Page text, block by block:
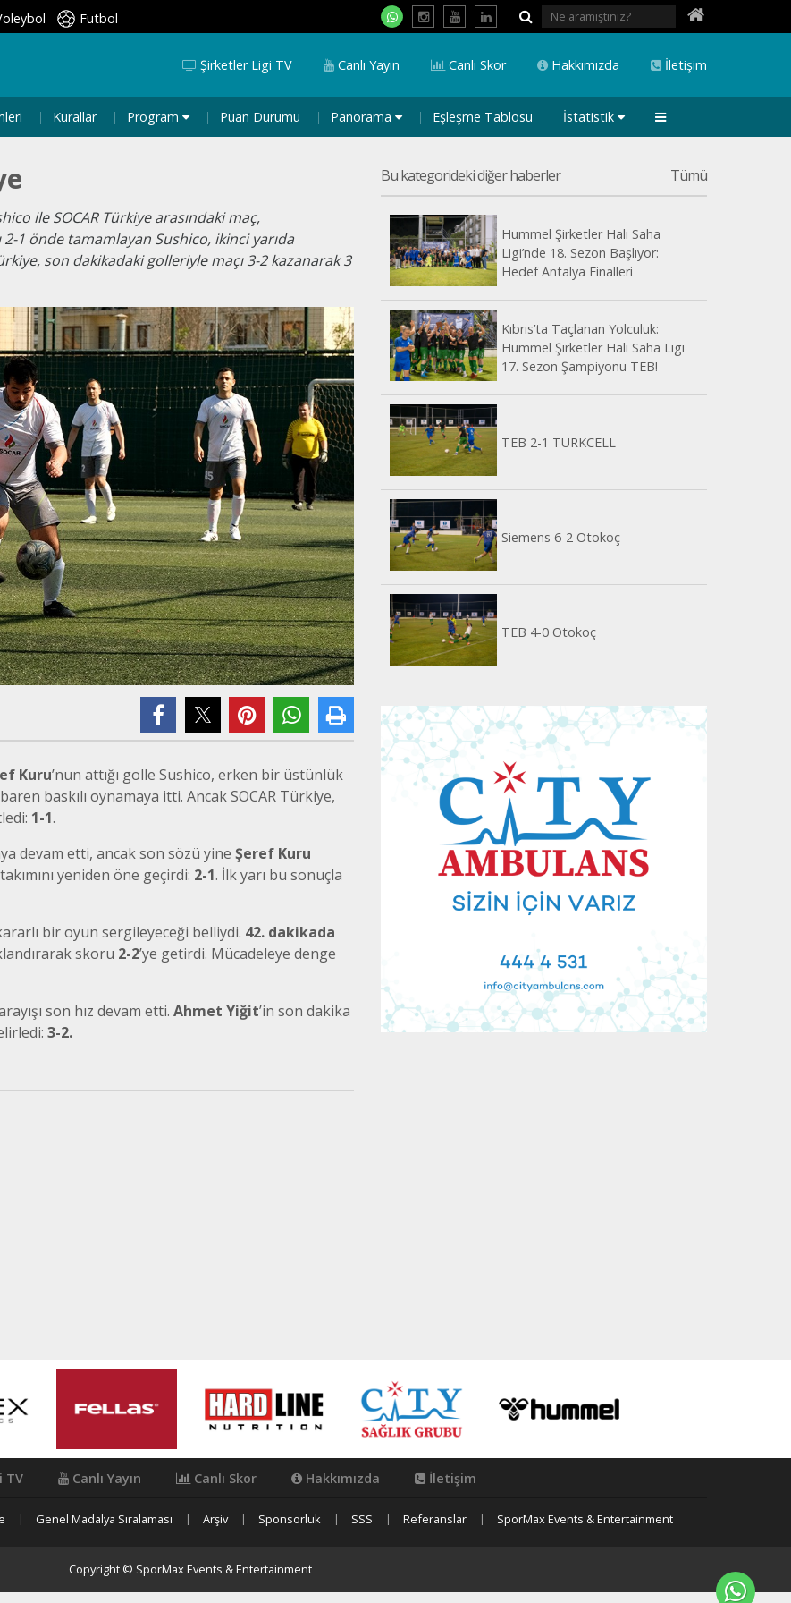
Kurallar Program Puan Durumu Panorama Eşleşme Tablosu İstatistik
Futbol
İletişim
Hakkımızda
Canlı Skor
Canlı Yayın
Şirketler Ligi TV
ile SOCAR Türkiye arasındaki maç,
1 önde tamamlayan Sushico, ikinci yarıda
son dakikadaki golleriyle maçı 3-2 kazanarak 3
Kuru’nun attığı golle Sushico, erken bir üstünlük
baskılı oynamaya itti. Ancak SOCAR Türkiye,
1-1.
devam etti, ancak son sözü yine Şeref Kuru
yeniden öne geçirdi: 2-1. İlk yarı bu sonuçla
bir oyun sergileyeceği belliydi. 42. dakikada
skoru 2-2’ye getirdi. Mücadeleye denge
son hız devam etti. Ahmet Yiğit’in son dakika
3-2.
Bu kategorideki diğer haberler Tümü
Hummel Şirketler Halı Saha
Ligi’nde 18. Sezon Başlıyor:
Hedef Antalya Finalleri
Kıbrıs’ta Taçlanan Yolculuk:
Hummel Şirketler Halı Saha Ligi
17. Sezon Şampiyonu TEB!
TEB 2-1 TURKCELL
Siemens 6-2 Otokoç
TEB 4-0 Otokoç
TV Canlı Yayın Canlı Skor Hakkımızda İletişim
Genel Madalya Sıralaması Arşiv Sponsorluk SSS Referanslar SporMax Events & Entertainment
Copyright © SporMax Events & Entertainment